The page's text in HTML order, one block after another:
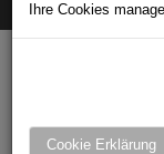
Ihre Cookies
Cookie Erklärung
Home